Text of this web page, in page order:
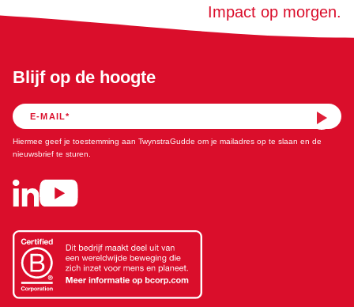
Blijf op de hoogte
Hiermee geef je toestemming aan TwynstraGudde om je mailadres op te slaan en de
nieuwsbrief te sturen.
Impact op morgen.